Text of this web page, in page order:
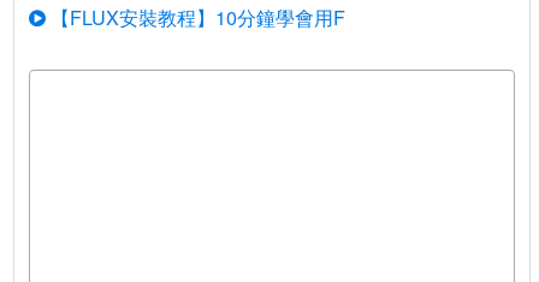
【FLUX安裝教程】10分鐘學會用F